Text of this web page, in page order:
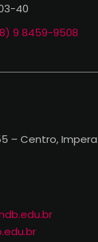
40
9 8459-9508
– Centro,